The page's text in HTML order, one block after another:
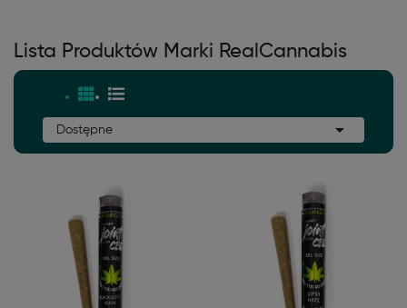
Lista Produktów Marki RealCannabis
Dostępne 